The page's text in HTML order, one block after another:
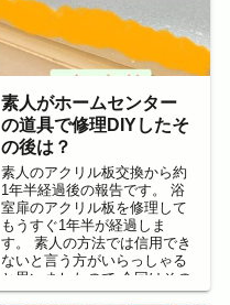
素人がホームセンター
の道具で修理DIYしたそ
の後は？
素人のアクリル板交換から約
1年半経過後の報告です。 浴
室扉のアクリル板を修理して
もうすぐ1年半が経過しま
す。 素人の方法では信用でき
ないと言う方がいらっしゃる
と思いましたので 今回はその
後の経過報告です。 DIYの...